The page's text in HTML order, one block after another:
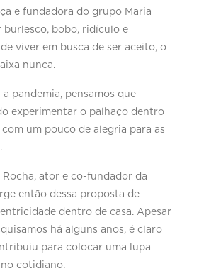
e fundadora do grupo Maria
burlesco, bobo, ridículo e
viver em busca de ser aceito, o
nunca.
pandemia, pensamos que
experimentar o palhaço dentro
um pouco de alegria para as
ator e co-fundador da
então dessa proposta de
dentro de casa. Apesar
há alguns anos, é claro
para colocar uma lupa
cotidiano.